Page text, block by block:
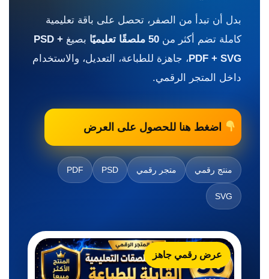
بدل أن تبدأ من الصفر، تحصل على باقة تعليمية
كاملة تضم أكثر من 50 ملصقًا تعليميًا بصيغ PSD +
PDF + SVG، جاهزة للطباعة، التعديل، والاستخدام
داخل المتجر الرقمي.
اضغط هنا للحصول على العرض
منتج رقمي متجر رقمي PSD
PDF
SVG